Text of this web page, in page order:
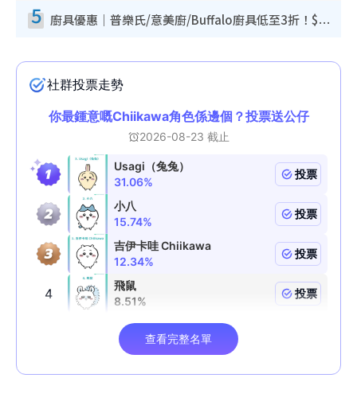
5 廚具優惠｜普樂氏/意美廚/Buffalo廚具低至3折！$89起買煎鍋／炒鑊／個人鍋 同場小家電激減至$99起